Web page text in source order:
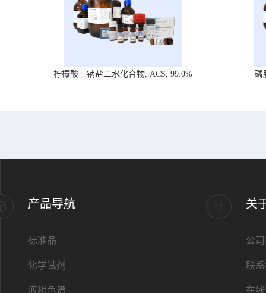
柠檬酸三钠盐二水化合物, ACS, 99.0% 磷
产品导航
标准品
化学试剂
液相色谱
关
公
联
在